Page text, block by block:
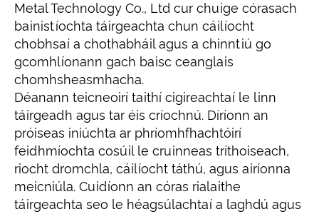
Metal Technology Co., Ltd cur chuige córasach
bainistíochta táirgeachta chun cáilíocht
chobhsaí a chothabháil agus a chinntiú go
gcomhlíonann gach baisc ceanglais
chomhsheasmhacha.
Déanann teicneoirí taithí cigireachtaí le linn
táirgeadh agus tar éis críochnú. Díríonn an
próiseas iniúchta ar phríomhfhachtóirí
feidhmíochta cosúil le cruinneas tríthoiseach,
riocht dromchla, cáilíocht táthú, agus airíonna
meicniúla. Cuidíonn an córas rialaithe
táirgeachta seo le héagsúlachtaí a laghdú agus